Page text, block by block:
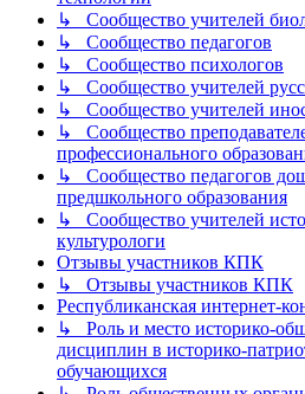
↳ Сообщество учителей
↳ Сообщество педагогов
↳ Сообщество психологов
↳ Сообщество учителей
↳ Сообщество учителей
↳ Сообщество
профессионального
↳ Сообщество педагогов
предшкольного образования
↳ Сообщество учителей
культурологи
Отзывы участников КПК
↳ Отзывы участников КПК
Республиканская интернет-
↳ Роль и место историко-
дисциплин в историко-
обучающихся